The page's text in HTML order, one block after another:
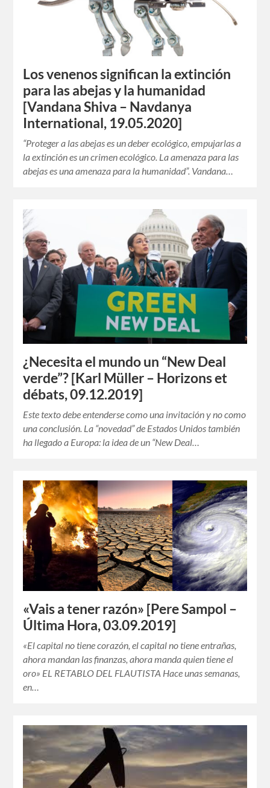
Los venenos significan la extinción
para las abejas y la humanidad
[Vandana Shiva – Navdanya
International, 19.05.2020]
“Proteger a las abejas es un deber ecológico, empujarlas a
la extinción es un crimen ecológico. La amenaza para las
abejas es una amenaza para la humanidad”. Vandana…
¿Necesita el mundo un “New Deal
verde”? [Karl Müller – Horizons et
débats, 09.12.2019]
Este texto debe entenderse como una invitación y no como
una conclusión. La “novedad” de Estados Unidos también
ha llegado a Europa: la idea de un “New Deal…
«Vais a tener razón» [Pere Sampol –
Última Hora, 03.09.2019]
«El capital no tiene corazón, el capital no tiene entrañas,
ahora mandan las finanzas, ahora manda quien tiene el
oro» EL RETABLO DEL FLAUTISTA Hace unas semanas,
en…